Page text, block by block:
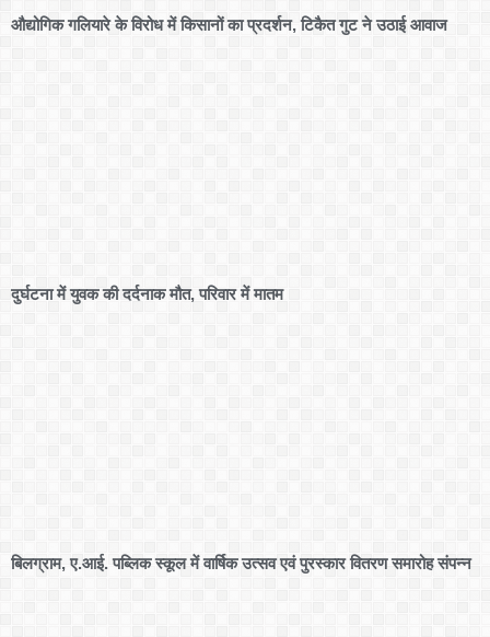
औद्योगिक गलियारे के विरोध में किसानों का प्रदर्शन, टिकैत गुट ने उठाई आवाज
दुर्घटना में युवक की दर्दनाक मौत, परिवार में मातम
बिलग्राम, ए.आई. पब्लिक स्कूल में वार्षिक उत्सव एवं पुरस्कार वितरण समारोह संपन्न